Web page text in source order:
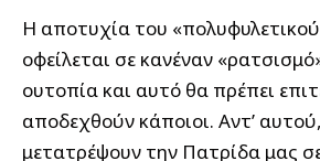
Η αποτυχία του
οφείλεται σε κανέναν
ουτοπία και αυτό θα πρέπει
αποδεχθούν κάποιοι. Αντ’
μετατρέψουν την Πατρίδα μας